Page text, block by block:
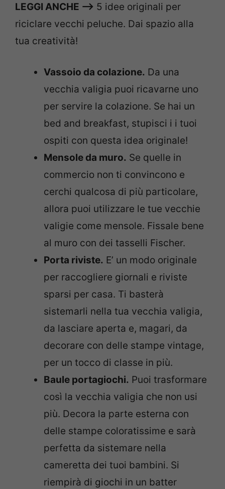
LEGGI ANCHE –> 5 idee originali per
riciclare vecchi peluche. Dai spazio alla
tua creatività!
Vassoio da colazione. Da una
vecchia valigia puoi ricavarne uno
per servire la colazione. Se hai un
bed and breakfast, stupisci i i tuoi
ospiti con questa idea originale!
Mensole da muro. Se quelle in
commercio non ti convincono e
cerchi qualcosa di più particolare,
allora puoi utilizzare le tue vecchie
valigie come mensole. Fissale bene
al muro con dei tasselli Fischer.
Porta riviste. E’ un modo originale
per raccogliere giornali e riviste
sparsi per casa. Ti basterà
sistemarli nella tua vecchia valigia,
da lasciare aperta e, magari, da
decorare con delle stampe vintage,
per un tocco di classe in più.
Baule portagiochi. Puoi trasformare
così la vecchia valigia che non usi
più. Decora la parte esterna con
delle stampe coloratissime e sarà
perfetta da sistemare nella
cameretta dei tuoi bambini. Si
riempirà di giochi in un batter